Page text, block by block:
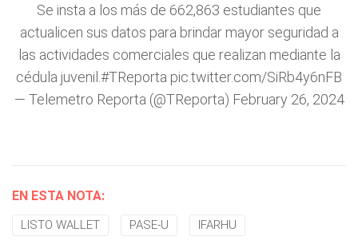
Se insta a los más de 662,863 estudiantes que
actualicen sus datos para brindar mayor seguridad a
las actividades comerciales que realizan mediante la
cédula juvenil. #TReporta pic.twitter.com/SiRb4y6nFB
— Telemetro Reporta (@TReporta) February 26, 2024
EN ESTA NOTA:
LISTO WALLET PASE-U IFARHU